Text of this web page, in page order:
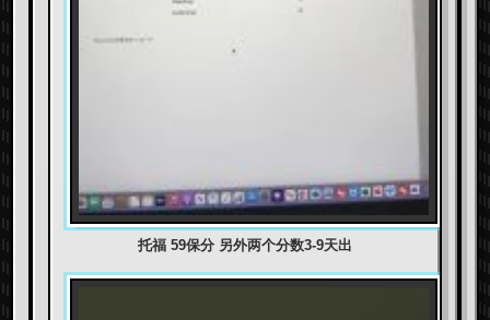
托福 59保分 另外两个分数3-9天出